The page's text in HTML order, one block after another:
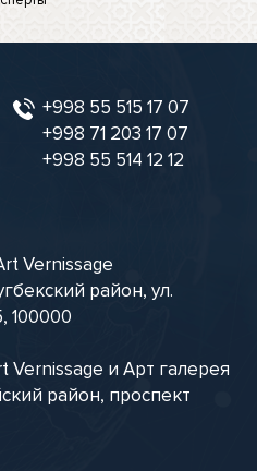
+998 55 515 17 07
+998 71 203 17 07
+998 55 514 12 12
Vernissage
район, ул.
100000
и Арт галерея
район, проспект